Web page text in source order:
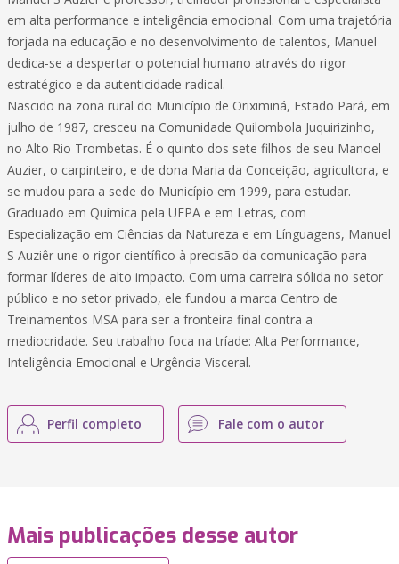
em alta performance e inteligência emocional. Com uma trajetória
forjada na educação e no desenvolvimento de talentos, Manuel
dedica-se a despertar o potencial humano através do rigor
estratégico e da autenticidade radical.
Nascido na zona rural do Município de Oriximiná, Estado Pará, em
julho de 1987, cresceu na Comunidade Quilombola Juquirizinho,
no Alto Rio Trombetas. É o quinto dos sete filhos de seu Manoel
Auzier, o carpinteiro, e de dona Maria da Conceição, agricultora, e
se mudou para a sede do Município em 1999, para estudar.
Graduado em Química pela UFPA e em Letras, com
Especialização em Ciências da Natureza e em Línguagens, Manuel
S Auziêr une o rigor científico à precisão da comunicação para
formar líderes de alto impacto. Com uma carreira sólida no setor
público e no setor privado, ele fundou a marca Centro de
Treinamentos MSA para ser a fronteira final contra a
mediocridade. Seu trabalho foca na tríade: Alta Performance,
Inteligência Emocional e Urgência Visceral.
Perfil completo Fale com o autor
Mais publicações desse autor